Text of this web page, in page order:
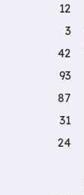
12
3
42
93
87
31
24